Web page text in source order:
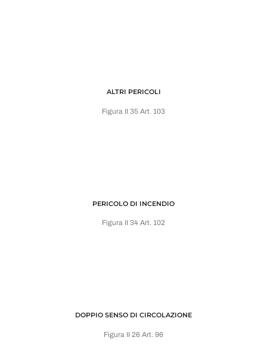
ALTRI PERICOLI
Figura II 35 Art. 103
PERICOLO DI INCENDIO
Figura II 34 Art. 102
DOPPIO SENSO DI CIRCOLAZIONE
Figura II 26 Art. 96